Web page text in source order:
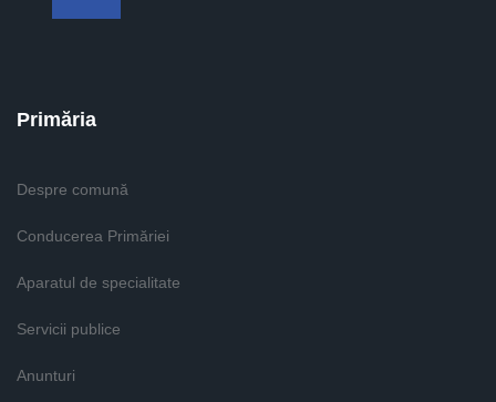
Primăria
Despre comună
Conducerea Primăriei
Aparatul de specialitate
Servicii publice
Anunturi